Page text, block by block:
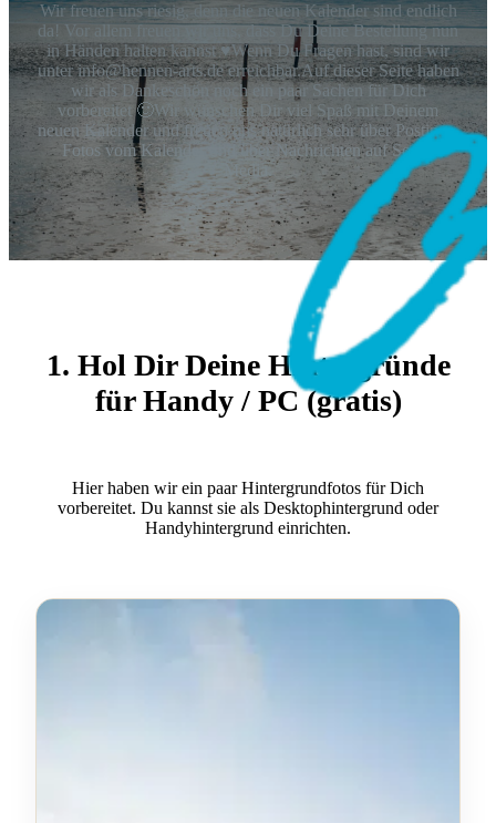
Wir freuen uns riesig, denn die neuen Kalender sind endlich
da! Vor allem freuen wir uns, dass Du Deine Bestellung nun
in Händen halten kannst ♥Wenn Du Fragen hast, sind wir
unter info@hennen-arts.de erreichbar.Auf dieser Seite haben
wir als Dankeschön noch ein paar Sachen für Dich
vorbereitet 🙂Wir wünschen Dir viel Spaß mit Deinem
neuen Kalender und freuen uns natürlich sehr über Postings,
Fotos vom Kalender und über Nachrichten auf Social
Media.
1. Hol Dir Deine Hintergründe
für Handy / PC (gratis)
Hier haben wir ein paar Hintergrundfotos für Dich
vorbereitet. Du kannst sie als Desktophintergrund oder
Handyhintergrund einrichten.